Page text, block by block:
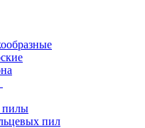
пилы
пил